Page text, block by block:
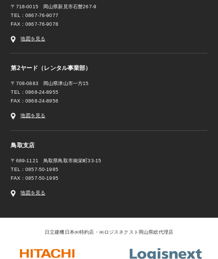
〒718-0015 岡山県新見市石蟹267-9
TEL：0867-76-9077
FAX：0867-76-9078
地図を見る
第2ヤード（レンタル事業部）
〒708-0883 岡山県津山市一方15
TEL：0868-24-8955
FAX：0868-24-8956
地図を見る
鳥取支店
〒689-1121 鳥取県鳥取市南栄町33-15
TEL：0857-50-1985
FAX：0857-50-1995
地図を見る
日立建機日本㈱特約店・㈱ロジスネクスト岡山県総代理店